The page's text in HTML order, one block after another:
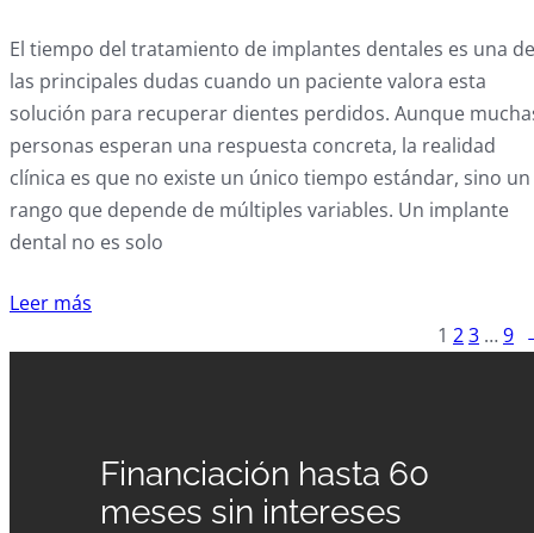
El tiempo del tratamiento de implantes dentales es una de
las principales dudas cuando un paciente valora esta
solución para recuperar dientes perdidos. Aunque
personas esperan una respuesta concreta, la realidad
clínica es que no existe un único tiempo estándar, sino un
rango que depende de múltiples variables. Un implante
dental no es solo
Leer más
1 23 …9
Financiación hasta 60
meses sin intereses